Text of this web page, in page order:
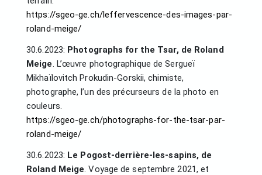
https://sgeo-ge.ch/leffervescence-des-images-par-
roland-meige/
30.6.2023: Photographs for the Tsar, de Roland
Meige . L’œuvre photographique de Sergueï
Mikhaïlovitch Prokudin-Gorskii, chimiste,
photographe, l’un des précurseurs de la photo en
couleurs.
https://sgeo-ge.ch/photographs-for-the-tsar-par-
roland-meige/
30.6.2023: Le Pogost-derrière-les-sapins, de
Roland Meige . Voyage de septembre 2021, et